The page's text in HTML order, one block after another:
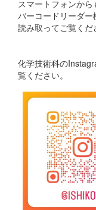
スマートフォンから
バーコードリーダー
読み取ってご覧くだ
化学技術科の
覧ください。